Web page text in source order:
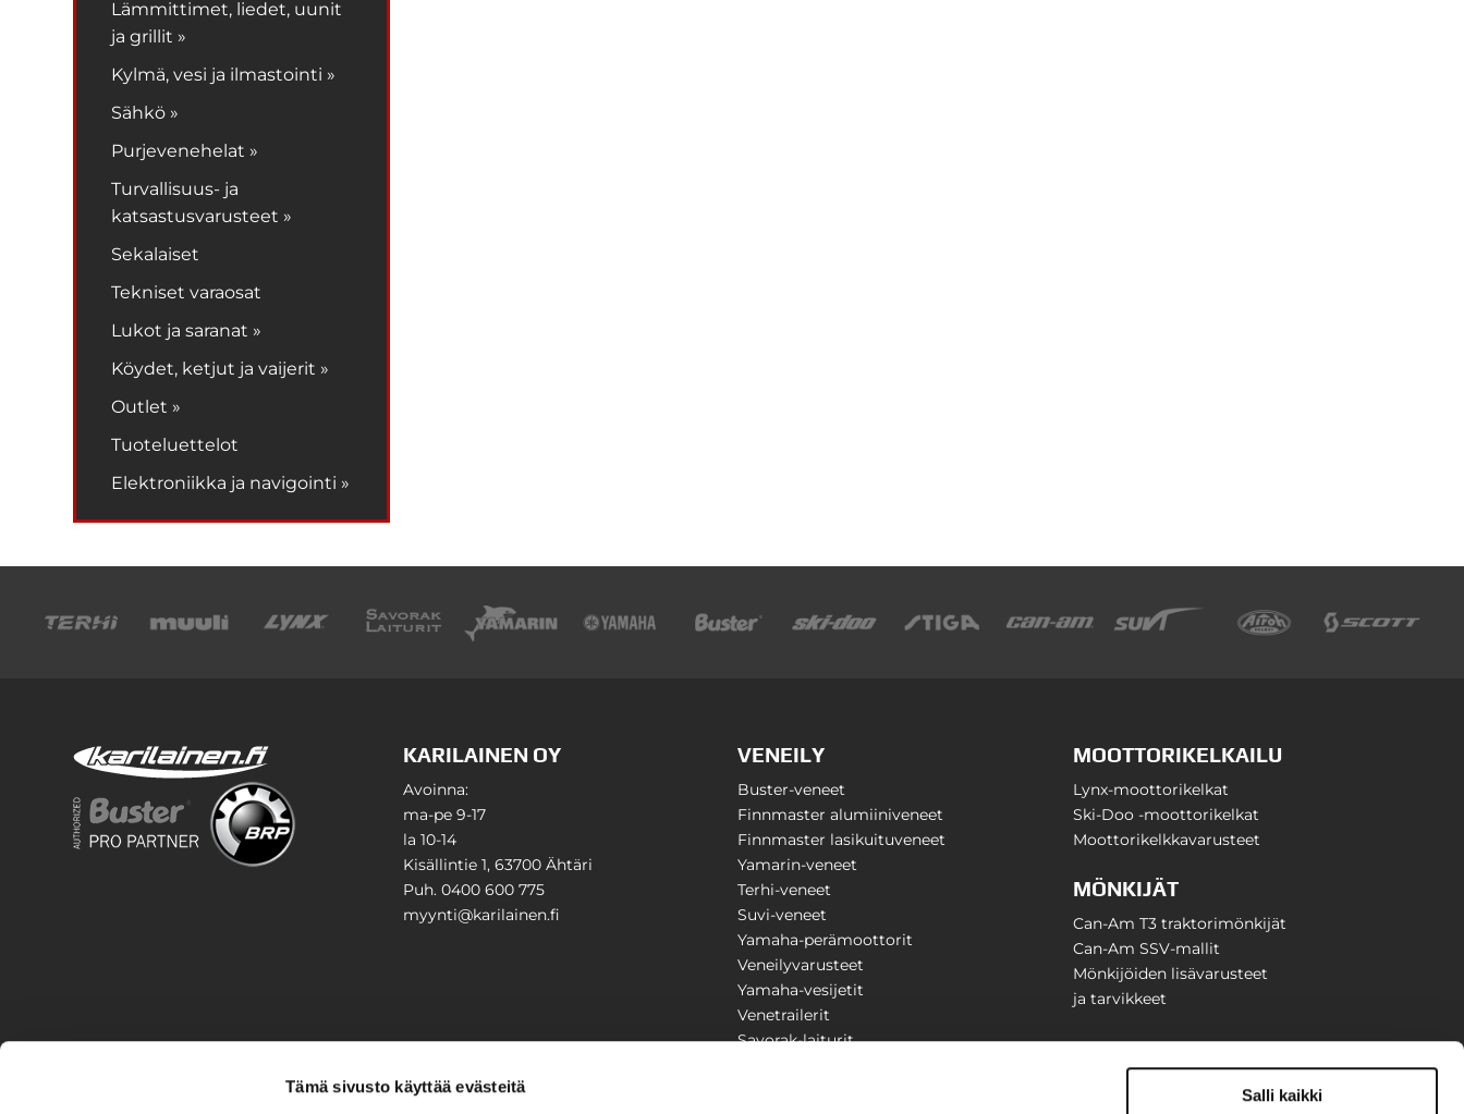
Tämä sivusto käyttää evästeitä
Salli kaikki
Lämmittimet, liedet, uunit
ja grillit »
Kylmä, vesi ja ilmastointi »
Sähkö »
Purjevenehelat »
Turvallisuus- ja
katsastusvarusteet »
Sekalaiset
Tekniset varaosat
Lukot ja saranat »
Köydet, ketjut ja vaijerit »
Outlet »
Tuoteluettelot
Elektroniikka ja navigointi »
KARILAINEN OY
Avoinna:
ma-pe 9-17
la 10-14
Kisällintie 1, 63700 Ähtäri
Puh. 0400 600 775
myynti@karilainen.fi
VENEILY
Buster-veneet
Finnmaster alumiiniveneet
Finnmaster lasikuituveneet
Yamarin-veneet
Terhi-veneet
Suvi-veneet
Yamaha-perämoottorit
Veneilyvarusteet
Yamaha-vesijetit
Venetrailerit
Savorak-laiturit
MOOTTORIKELKAILU
Lynx-moottorikelkat
Ski-Doo -moottorikelkat
Moottorikelkkavarusteet
MÖNKIJÄT
Can-Am T3 traktorimönkijät
Can-Am SSV-mallit
Mönkijöiden lisävarusteet
ja tarvikkeet
PIHA & PUUTARHA